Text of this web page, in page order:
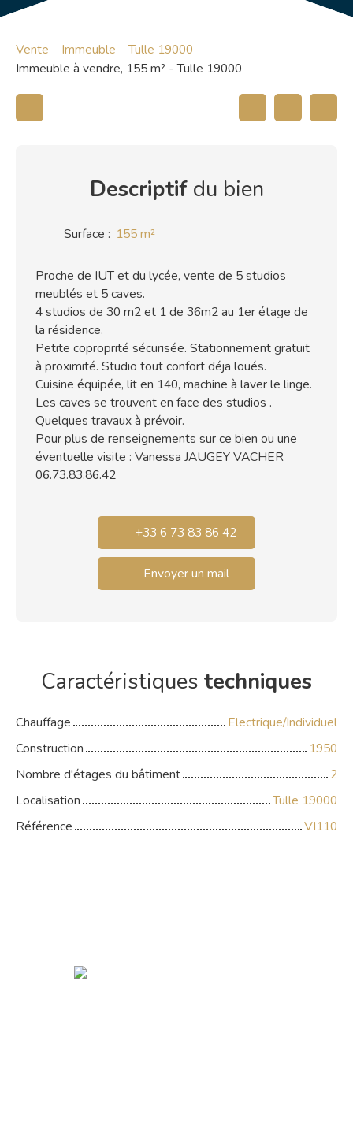
Vente Immeuble
Tulle 19000
Immeuble à vendre, 155 m² - Tulle 19000
Descriptifdu bien
Surface : 155m²
Proche de IUT et du lycée, vente de 5 studios
meublés et 5 caves.
4 studios de 30 m2 et 1 de 36m2 au 1er étage de
la résidence.
Petite coproprité sécurisée. Stationnement gratuit
à proximité. Studio tout confort déja loués.
Cuisine équipée, lit en 140, machine à laver le linge.
Les caves se trouvent en face des studios .
Quelques travaux à prévoir.
Pour plus de renseignements sur ce bien ou une
éventuelle visite : Vanessa JAUGEY VACHER
06.73.83.86.42
+33 6 73 83 86 42
Envoyer un mail
Caractéristiques techniques
Chauffage
Electrique/Individuel
Construction
1950
Nombre d'étages du bâtiment
2
Localisation
Tulle 19000
Référence
VI110